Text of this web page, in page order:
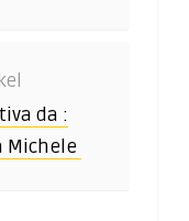
da :
Michele